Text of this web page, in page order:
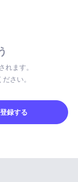
れます。
さい。
録する